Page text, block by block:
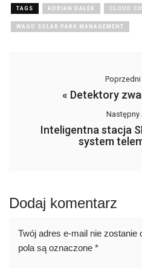
TAGS ADRIAN DAŁEK CLOUD
WAGO SOLAR PARK MANAGEMENT
Poprzedni
« Detektory
Następny
Inteligentna stacja
system
Dodaj komentarz
Twój adres e-mail nie zostanie
pola są oznaczone *